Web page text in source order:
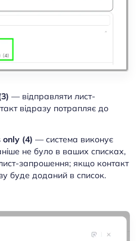
— відправляти лист-
відразу потрапляє до
(4) — система виконує
не було в ваших списках,
запрошення; якщо контакт
буде доданий в список.